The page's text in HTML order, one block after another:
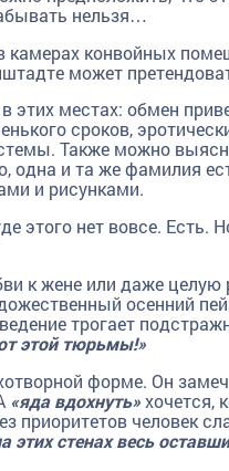
нельзя…
камерах конвойных
может
местах: обмен
сроков,
Также можно
и та же фамилия
и рисунками.
этого нет вовсе. Есть.
к жене или даже
осенний
трогает
этой тюрьмы!»
форме. Он
«яда вдохнуть»хочется,
приоритетов человек
этих стенах весь